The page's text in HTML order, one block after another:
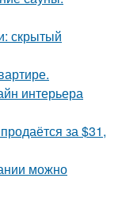
скрытый
интерьера
за $31,
можно